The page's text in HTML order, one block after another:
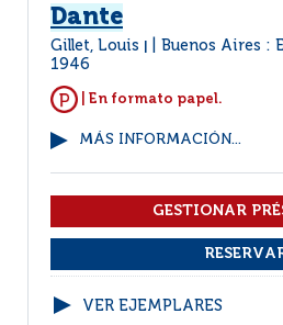
Dante
Gillet, Louis Buenos Aires :
1946
| En formato papel.
MÁS INFORMACIÓN...
VER EJEMPLARES